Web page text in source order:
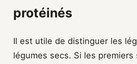
protéinés
Il est utile de distinguer les
légumes secs. Si les